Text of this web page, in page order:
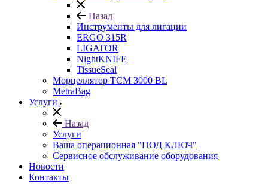
Назад
Инструменты для лигации
ERGO 315R
LIGATOR
NightKNIFE
TissueSeal
Морцеллятор ТСМ 3000 BL
MetraBag
Услуги
Назад
Услуги
Ваша операционная "ПОД КЛЮЧ"
Сервисное обслуживание оборудования
Новости
Контакты